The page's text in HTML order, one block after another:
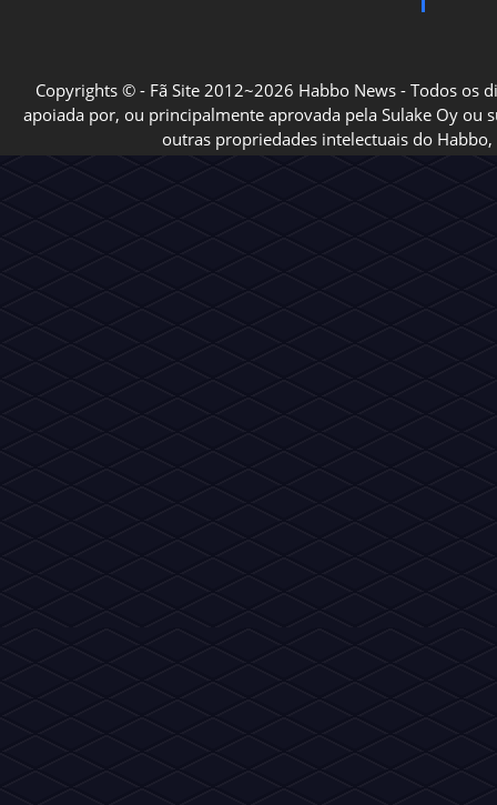
Copyrights © - Fã Site 2012~2026 Habbo News - Todos os
apoiada por, ou principalmente aprovada pela Sulake Oy ou
outras propriedades intelectuais do